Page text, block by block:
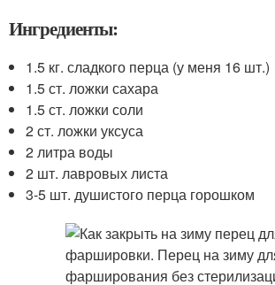
Ингредиенты:
1.5 кг. сладкого перца (у меня 16 шт.)
1.5 ст. ложки сахара
1.5 ст. ложки соли
2 ст. ложки уксуса
2 литра воды
2 шт. лавровых листа
3-5 шт. душистого перца горошком